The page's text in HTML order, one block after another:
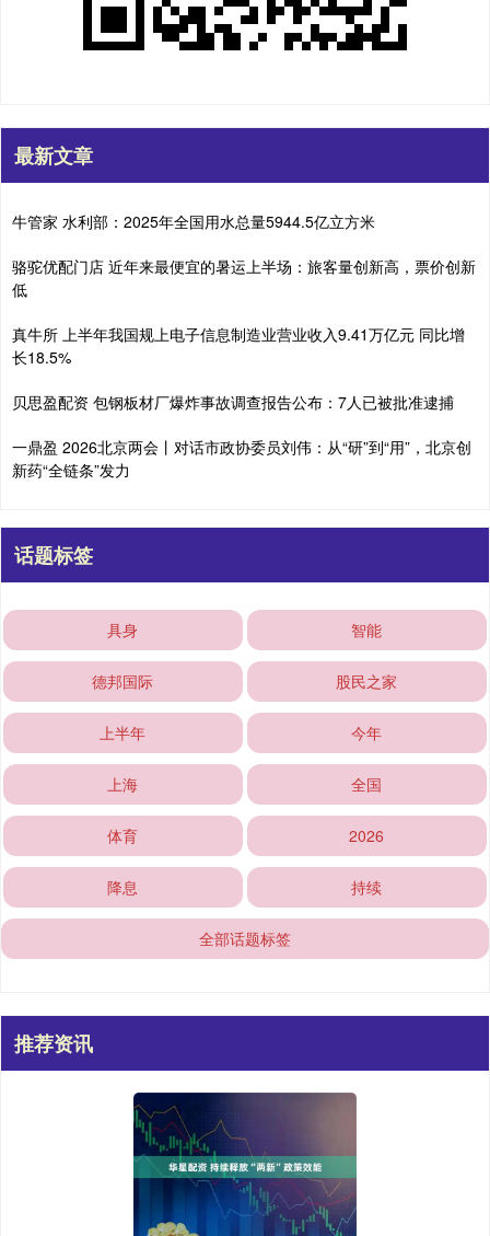
最新文章
牛管家 水利部：2025年全国用水总量5944.5亿立方米
骆驼优配门店 近年来最便宜的暑运上半场：旅客量创新高，票价创新
低
真牛所 上半年我国规上电子信息制造业营业收入9.41万亿元 同比增
长18.5%
贝思盈配资 包钢板材厂爆炸事故调查报告公布：7人已被批准逮捕
一鼎盈 2026北京两会丨对话市政协委员刘伟：从“研”到“用”，北京创
新药“全链条”发力
话题标签
具身 智能
德邦国际 股民之家
上半年 今年
上海 全国
体育 2026
降息 持续
全部话题标签
推荐资讯